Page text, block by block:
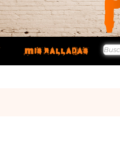
MIS RALLADAS